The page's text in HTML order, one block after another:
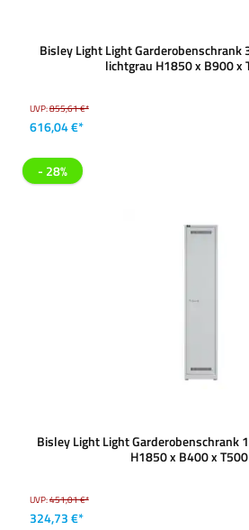
Bisley Light Light Garderobenschrank
lichtgrau H1850 x B900 x
UVP:855,61 €*
616,04 €*
- 28%
Bisley Light Light Garderobenschrank
H1850 x B400 x
UVP:451,01 €*
324,73 €*